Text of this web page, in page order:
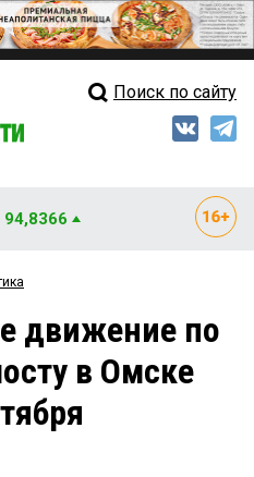
Свежий выпуск
Рейтинги
Блоги
Архив
Поиск по сайту
94,8366
движение по
в Омске